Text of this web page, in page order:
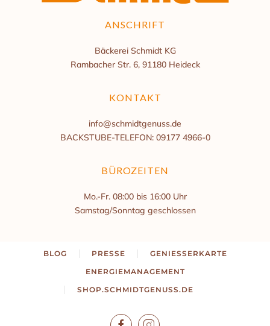
ANSCHRIFT
Bäckerei Schmidt KG
Rambacher Str. 6, 91180 Heideck
KONTAKT
info@schmidtgenuss.de
BACKSTUBE-TELEFON: 09177 4966-0
BÜROZEITEN
Mo.-Fr. 08:00 bis 16:00 Uhr
Samstag/Sonntag geschlossen
BLOG PRESSE
GENIESSERKARTE
ENERGIEMANAGEMENT
SHOP.SCHMIDTGENUSS.DE